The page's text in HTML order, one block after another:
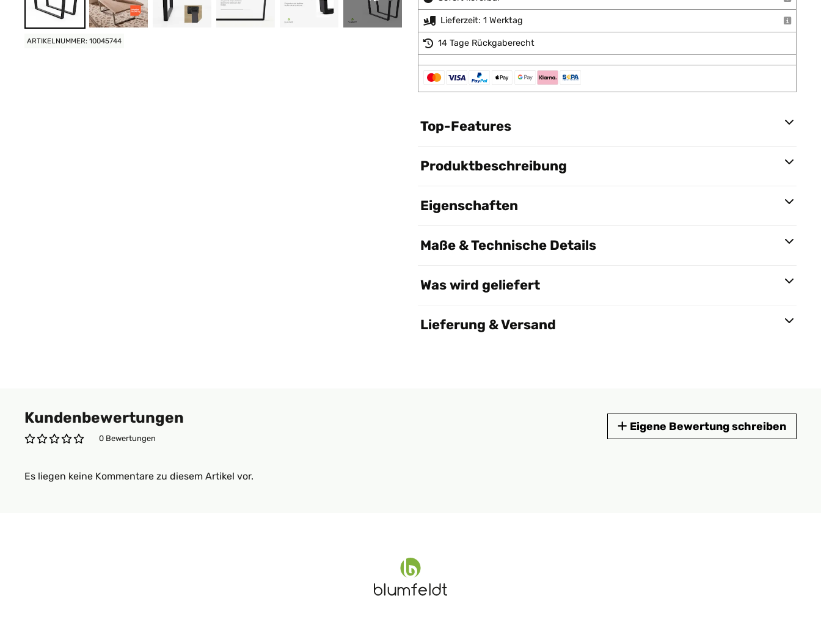
ARTIKELNUMMER: 10045744
Lieferzeit: 1 Werktag
14 Tage Rückgaberecht
Top-Features
Produktbeschreibung
Eigenschaften
Maße & Technische Details
Was wird geliefert
Lieferung & Versand
Kundenbewertungen
0 Bewertungen
Eigene Bewertung schreiben
Es liegen keine Kommentare zu diesem Artikel vor.